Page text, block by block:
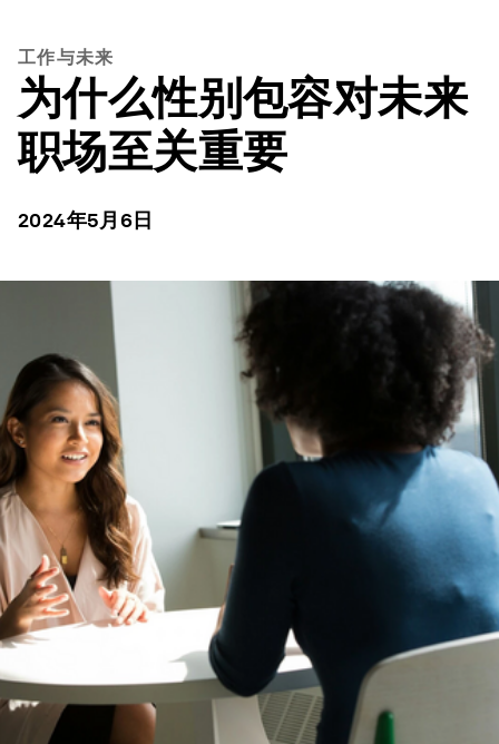
工作与未来
为什么性别包容对未来
职场至关重要
2024年5月6日